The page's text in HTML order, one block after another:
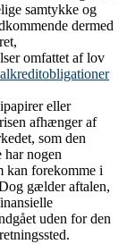
samtykke og
dermed
omfattet af lov
eller
afhænger af
som den
har nogen
kan forekomme i
gælder aftalen,
uden for den